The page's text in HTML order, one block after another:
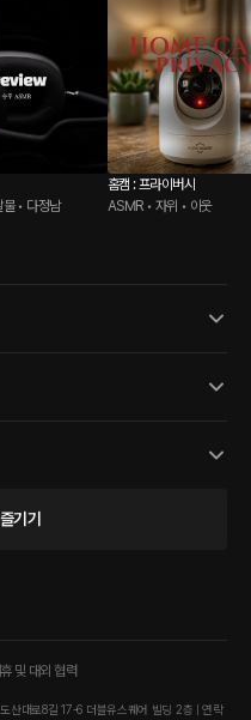
• 다정남
홈캠 : 프라이버시
ASMR • 자위 • 이웃
기기
및 대외 협력
산대로8길 17-6 더블유스퀘어 빌딩 2층 | 연락